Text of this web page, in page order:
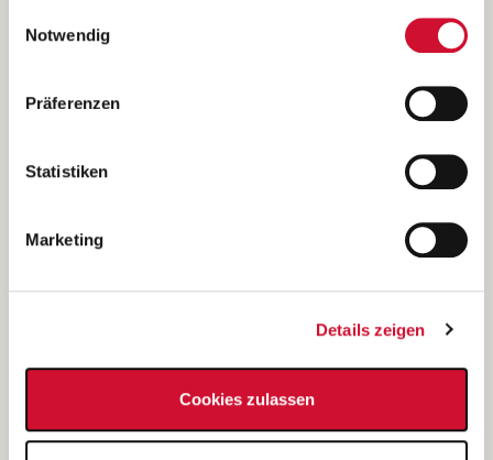
Wenn Sie auf „Cookies zulassen“ klicken, so stimmen
Sie der Speicherung sämtlicher Cookies zu. Sie können
Ihre Einwilligung selbstverständlich jederzeit widerrufen,
indem Sie die Cookie-Einstellungen aufrufen und diese
unsererDatenschutzerklärung
Notwendig
Präferenzen
Statistiken
Marketing
Details zeigen
Cookies zulassen
Betreiber der Webseite
Kantstraße 45a
(Ein Tochterunternehmen des AWO Bezirksverbandes Unterfranken
e.V.)
Bewerbung als Altenpflegehelfer*in
Bewerbung als Erzieher*in